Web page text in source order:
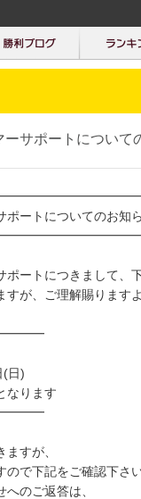
サポートについて
ポートについてのお知
ートにつきまして、
が、ご理解賜ります
(日)
なります
すが、
で下記をご確認下さい
のご返答は、